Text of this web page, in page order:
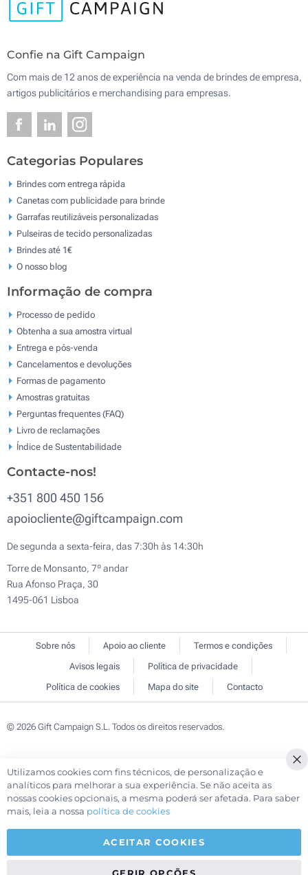
Confie na Gift Campaign
Com mais de 12 anos de experiência na venda de brindes de empresa,
artigos publicitários e merchandising para empresas.
Categorias Populares
Brindes com entrega rápida
Canetas com publicidade para brinde
Garrafas reutilizáveis personalizadas
Pulseiras de tecido personalizadas
Brindes até 1€
O nosso blog
Informação de compra
Processo de pedido
Obtenha a sua amostra virtual
Entrega e pós-venda
Cancelamentos e devoluções
Formas de pagamento
Amostras gratuitas
Perguntas frequentes (FAQ)
Livro de reclamaçōes
Índice de Sustentabilidade
Contacte-nos!
+351 800 450 156
apoiocliente@giftcampaign.com
De segunda a sexta-feira, das 7:30h às 14:30h
Torre de Monsanto, 7º andar
Rua Afonso Praça, 30
1495-061 Lisboa
Sobre nós Apoio ao cliente
Termos e condições
Avisos legais
Política de privacidade
Política de cookies
Mapa do site Contacto
© 2026 Gift Campaign S.L. Todos os direitos reservados.
Utilizamos cookies com fins técnicos, de personalização e
analíticos para melhorar a sua experiência. Se não aceita as
nossas cookies opcionais, a mesma poderá ser afetada. Para saber
mais, leia a nossa política de cookies
ACEITAR COOKIES